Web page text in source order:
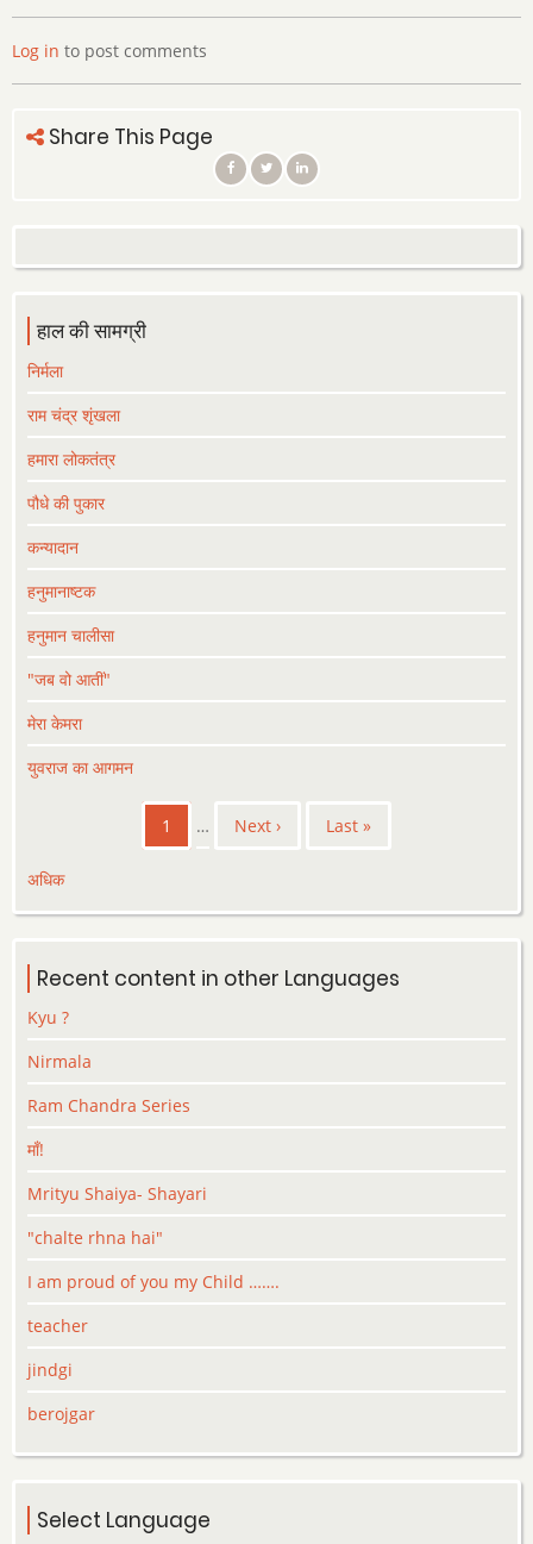
Log in to post comments
Share This Page
हाल की सामग्री
निर्मला
राम चंद्र शृंखला
हमारा लोकतंत्र
पौधे की पुकार
कन्यादान
हनुमानाष्टक
हनुमान चालीसा
"जब वो आतीं"
मेरा केमरा
युवराज का आगमन
PaginationCurrent
page
1 …
Next
Next ›
Last
Last »
अधिक
Recent content in other Languages
Kyu ?
Nirmala
Ram Chandra Series
माँ!
Mrityu Shaiya- Shayari
"chalte rhna hai"
I am proud of you my Child …….
teacher
jindgi
berojgar
Select Language